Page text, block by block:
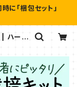
「梱包セット」
| ハーブ